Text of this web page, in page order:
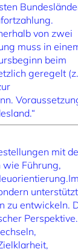
von zwei
muss in
beim
geregelt
mit
wie Führung,
unterstützt
zu entwickeln.